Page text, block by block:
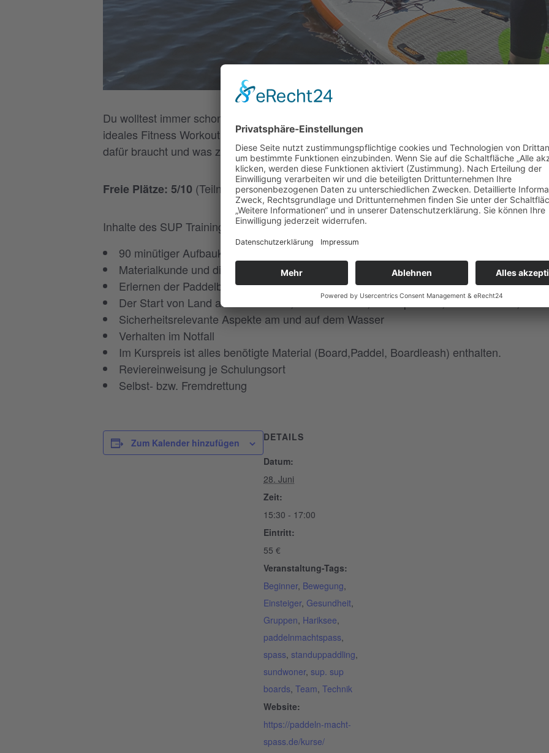
Du wolltest immer schon mal wissen was SUP ist? Stand Up Paddling ist der Allrounder
ideales Fitness Workout und Entspannung in der Natur.Auf dem idyllischen Hariksee
dafür braucht und was zu beachten ist.
Freie Plätze: 5/10 (Teilnahmegebühren 55,-€/Person inkl. der Lizenz des Deutschen
Inhalte des SUP Trainings:
90 minütiger Aufbaukurs
Materialkunde und die wichtigsten Fachbegriffe
Erlernen der Paddelbewegungen an Land und im Wasser
Der Start von Land auf das Wasser, das Aufstehen, Grundposition, Paddeltechnik,
Sicherheitsrelevante Aspekte am und auf dem Wasser
Verhalten im Notfall
Im Kurspreis ist alles benötigte Material (Board,Paddel, Boardleash) enthalten.
Reviereinweisung je Schulungsort
Selbst- bzw. Fremdrettung
Zum Kalender hinzufügen
DETAILS
Datum:
28. Juni
Zeit:
15:30 - 17:00
Eintritt:
55 €
Veranstaltung-Tags:
Beginner, Bewegung,
Einsteiger, Gesundheit,
Gruppen, Hariksee,
paddelnmachtspass,
spass, standuppaddling,
sundwoner, sup. sup
boards, Team, Technik
Website:
https://paddeln-macht-
spass.de/kurse/